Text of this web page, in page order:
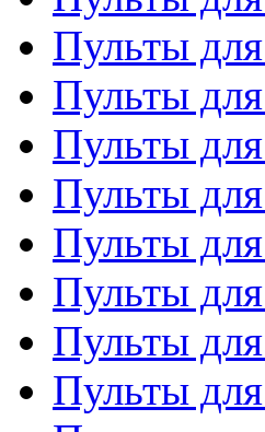
Пульты
Пульты
Пульты
Пульты
Пульты
Пульты
Пульты
Пульты